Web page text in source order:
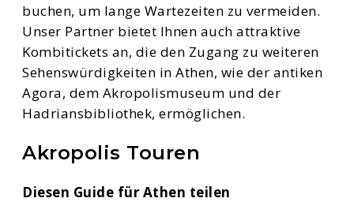
buchen, um lange Wartezeiten zu vermeiden.
Unser Partner bietet Ihnen auch attraktive
Kombitickets an, die den Zugang zu weiteren
Sehenswürdigkeiten in Athen, wie der antiken
Agora, dem Akropolismuseum und der
Hadriansbibliothek, ermöglichen.
Akropolis Touren
Diesen Guide für Athen teilen